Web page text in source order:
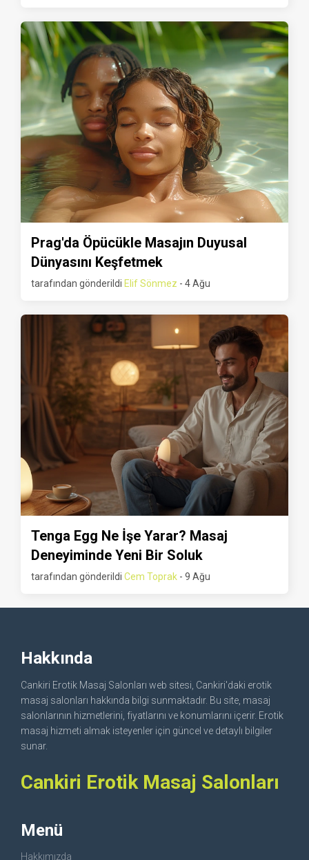
Prag'da Öpücükle Masajın Duyusal
Dünyasını Keşfetmek
tarafından gönderildi Elif Sönmez - 4 Ağu
Tenga Egg Ne İşe Yarar? Masaj
Deneyiminde Yeni Bir Soluk
tarafından gönderildi Cem Toprak - 9 Ağu
Hakkında
Cankiri Erotik Masaj Salonları web sitesi, Cankiri'daki erotik
masaj salonları hakkında bilgi sunmaktadır. Bu site, masaj
salonlarının hizmetlerini, fiyatlarını ve konumlarını içerir. Erotik
masaj hizmeti almak isteyenler için güncel ve detaylı bilgiler
sunar.
Cankiri Erotik Masaj Salonları
Menü
Hakkımızda